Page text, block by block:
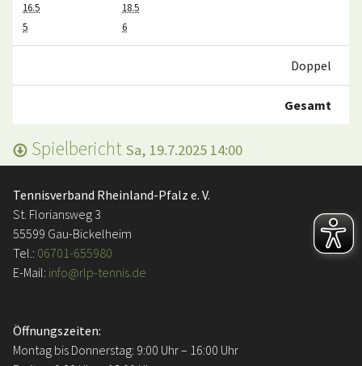
16.5
5
18.5
6
Doppel
Gesamt
Spielbericht Sa, 19.7.2025 14:00
Tennisverband Rheinland-Pfalz e. V.
St. Floriansweg 3
55599 Gau-Bickelheim
Tel.: 06701-655980
E-Mail: info@rlp-tennis.de
Öffnungszeiten:
Montag bis Donnerstag: 9:00 Uhr – 16:00 Uhr